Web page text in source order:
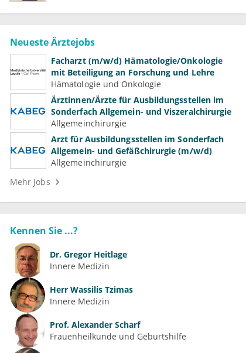
Neueste Ärztejobs
Facharzt (m/w/d) Hämatologie/Onkologie
mit Beteiligung an Forschung und Lehre
Hämatologie und Onkologie
Ärztinnen/Ärzte für Ausbildungsstellen im
Sonderfach Allgemein- und Viszeralchirurgie
Allgemeinchirurgie
Arzt für Ausbildungsstellen im Sonderfach
Allgemein- und Gefäßchirurgie (m/w/d)
Allgemeinchirurgie
Mehr Jobs
Kennen Sie ...?
Dr. Gregor Heitlage
Innere Medizin
Herr Wassilis Tzimas
Innere Medizin
Prof. Alexander Scharf
Frauenheilkunde und Geburtshilfe